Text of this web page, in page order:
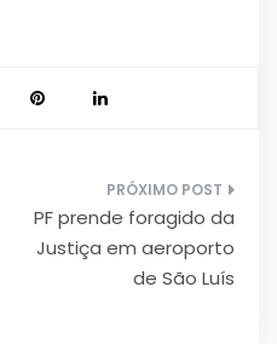
PF prende foragido da
Justiça em aeroporto
de São Luís